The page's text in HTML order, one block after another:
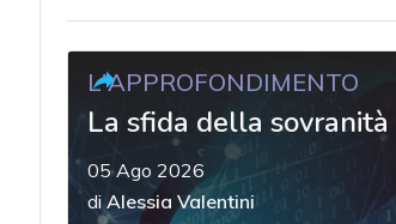
L'APPROFONDIMENTO
La sfida della
05 Ago 2026
diAlessia Valentini